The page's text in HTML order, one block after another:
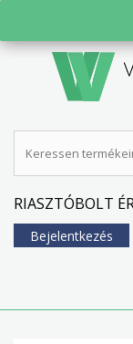
RIASZTÓBOLT
Bejelentkezés